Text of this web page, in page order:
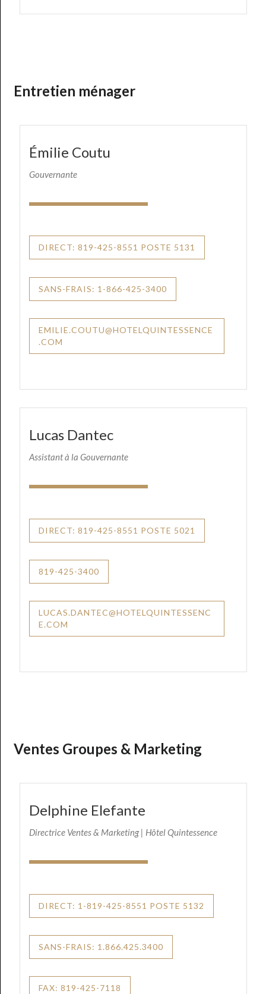
Entretien ménager
Émilie Coutu
Gouvernante
DIRECT: 819-425-8551 POSTE 5131
SANS-FRAIS: 1-866-425-3400
EMILIE.COUTU@HOTELQUINTESSENCE
.COM
Lucas Dantec
Assistant à la Gouvernante
DIRECT: 819-425-8551 POSTE 5021
819-425-3400
LUCAS.DANTEC@HOTELQUINTESSENC
E.COM
Ventes Groupes & Marketing
Delphine Elefante
Directrice Ventes & Marketing | Hôtel Quintessence
DIRECT: 1-819-425-8551 POSTE 5132
SANS-FRAIS: 1.866.425.3400
FAX: 819-425-7118